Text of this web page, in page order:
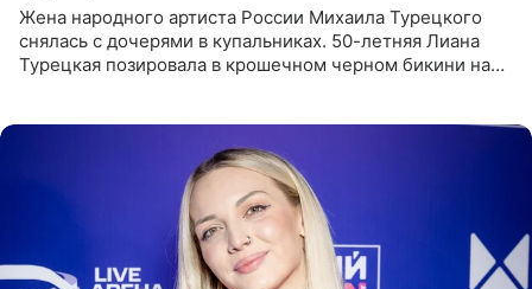
Жена народного артиста России Михаила Турецкого
снялась с дочерями в купальниках. 50-летняя Лиана
Турецкая позировала в крошечном черном бикини на